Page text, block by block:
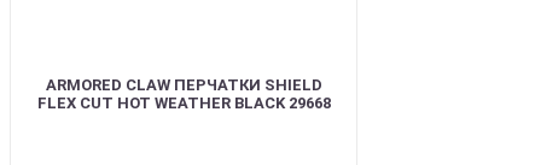
ARMORED CLAW ПЕРЧАТКИ SHIELD
FLEX CUT HOT WEATHER BLACK 29668